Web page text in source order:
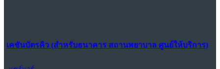
เคชันบัตรคิว (สำหรับธนาคาร สถานพยาบาล ศูนย์ให้บริการ)